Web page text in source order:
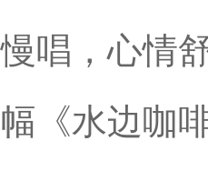
慢唱，心情
幅《水边咖